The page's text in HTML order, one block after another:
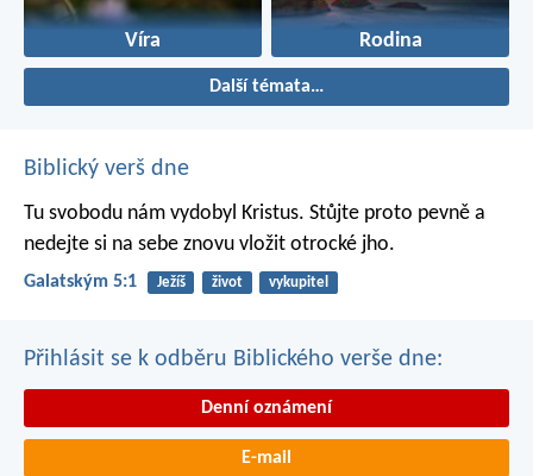
Víra Rodina
Další témata…
Biblický verš dne
Tu svobodu nám vydobyl Kristus. Stůjte proto pevně a
nedejte si na sebe znovu vložit otrocké jho.
Galatským 5:1 Ježíš život vykupitel
Přihlásit se k odběru Biblického verše dne:
Denní oznámení
E-mail